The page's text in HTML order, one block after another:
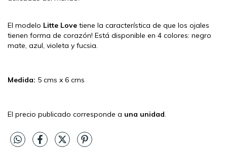
El modelo Litte Love tiene la característica de que los ojales
tienen forma de corazón! Está disponible en 4 colores: negro
mate, azul, violeta y fucsia.
Medida: 5 cms x 6 cms
El precio publicado corresponde a una unidad.